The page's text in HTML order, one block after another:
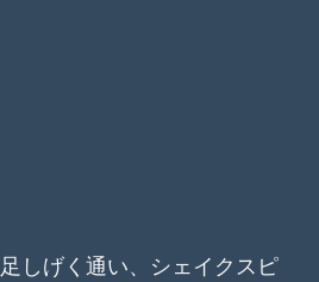
しげく通い、シェイクスピ